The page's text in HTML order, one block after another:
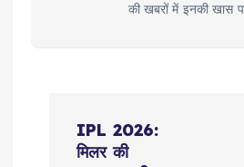
की खबरों में इनकी खास
IPL 2026:
मिलर की